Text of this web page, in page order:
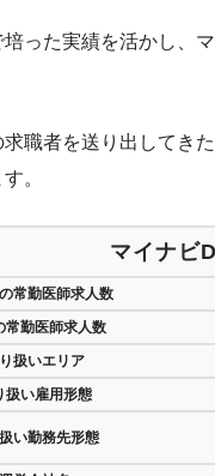
った実績を活かし、
職者を送り出してき
。
マイナビ
常勤医師求人数
常勤医師求人数
扱いエリア
扱い雇用形態
い勤務先形態